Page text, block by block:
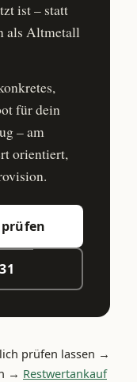
ist – statt
als Altmetall
für dein
– am
orientiert,
prüfen lassen →
→ Restwertankauf